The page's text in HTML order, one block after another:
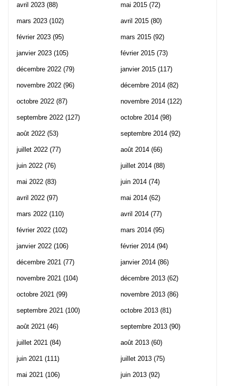
avril 2023 (88)
mars 2023 (102)
février 2023 (95)
janvier 2023 (105)
décembre 2022 (79)
novembre 2022 (96)
octobre 2022 (87)
septembre 2022 (127)
août 2022 (53)
juillet 2022 (77)
juin 2022 (76)
mai 2022 (83)
avril 2022 (97)
mars 2022 (110)
février 2022 (102)
janvier 2022 (106)
décembre 2021 (77)
novembre 2021 (104)
octobre 2021 (99)
septembre 2021 (100)
août 2021 (46)
juillet 2021 (84)
juin 2021 (111)
mai 2021 (106)
mai 2015 (72)
avril 2015 (80)
mars 2015 (92)
février 2015 (73)
janvier 2015 (117)
décembre 2014 (82)
novembre 2014 (122)
octobre 2014 (98)
septembre 2014 (92)
août 2014 (66)
juillet 2014 (88)
juin 2014 (74)
mai 2014 (62)
avril 2014 (77)
mars 2014 (95)
février 2014 (94)
janvier 2014 (86)
décembre 2013 (62)
novembre 2013 (86)
octobre 2013 (81)
septembre 2013 (90)
août 2013 (60)
juillet 2013 (75)
juin 2013 (92)